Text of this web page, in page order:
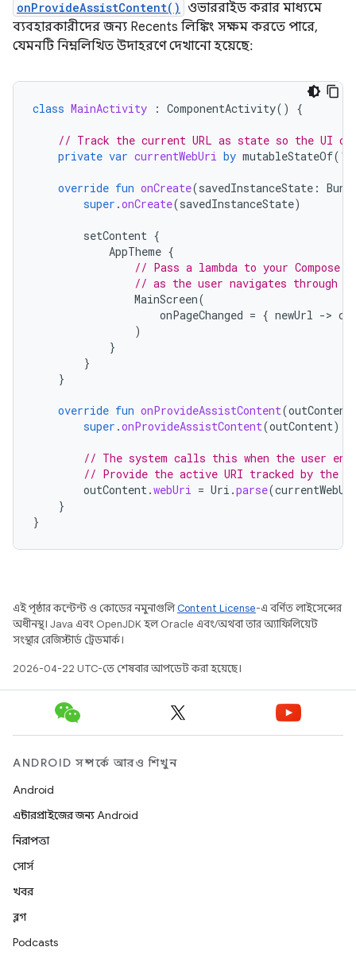
onProvideAssistContent()
ওভাররাইড করার মাধ্যমে
ব্যবহারকারীদের জন্য Recents লিঙ্কিং সক্ষম করতে পারে,
যেমনটি নিম্নলিখিত উদাহরণে দেখানো হয়েছে:
class MainActivity : ComponentActivity() {
// Track the current URL as state so the UI
private var currentWebUri by mutableStateOf(
override fun onCreate(savedInstanceState :
super .onCreate(savedInstanceState)
setContent {
AppTheme {
// Pass a lambda to your
// as the user navigates through
MainScreen(
onPageChanged = { newUrl ->
)
}
}
}
override fun onProvideAssistContent(outContent
super .onProvideAssistContent(outContent)
// The system calls this when the user
// Provide the active URI tracked by the
outContent .webUri = Uri .parse(
}
}
এই পৃষ্ঠার কন্টেন্ট ও কোডের নমুনাগুলিContent License-এ বর্ণিত লাইসেন্সের
অধীনস্থ। Java এবং OpenJDK হল Oracle এবং/অথবা তার অ্যাফিলিয়েট
সংস্থার রেজিস্টার্ড ট্রেডমার্ক।
2026-04-22 UTC-তে শেষবার আপডেট করা হয়েছে।
ANDROID সম্পর্কে আরও শিখুন
Android
এন্টারপ্রাইজের জন্য Android
নিরাপত্তা
সোর্স
খবর
ব্লগ
Podcasts